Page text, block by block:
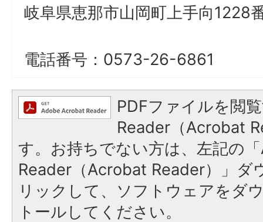
岐阜県恵那市山岡町上手向1228
電話番号：0573-26-6861
PDFファイルを閲
Reader（Acrobat
す。お持ちでない方は、左記の
Reader（Acrobat Reader）」ダ
リックして、ソフトウェアをダ
トールしてください。